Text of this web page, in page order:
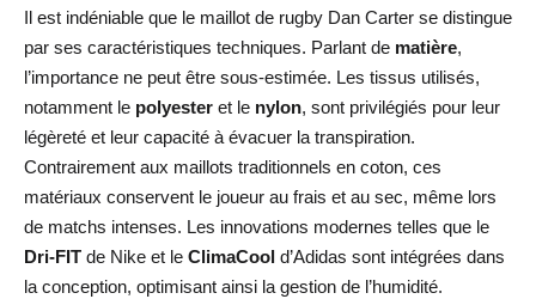
Il est indéniable que le maillot de rugby Dan Carter se distingue
par ses caractéristiques techniques. Parlant de matière,
l’importance ne peut être sous-estimée. Les tissus utilisés,
notamment le polyester et le nylon, sont privilégiés pour leur
légèreté et leur capacité à évacuer la transpiration.
Contrairement aux maillots traditionnels en coton, ces
matériaux conservent le joueur au frais et au sec, même lors
de matchs intenses. Les innovations modernes telles que le
Dri-FIT de Nike et le ClimaCool d’Adidas sont intégrées dans
la conception, optimisant ainsi la gestion de l’humidité.